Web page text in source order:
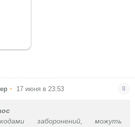
• 17 июня в 23:53 8
заборонений, можуть